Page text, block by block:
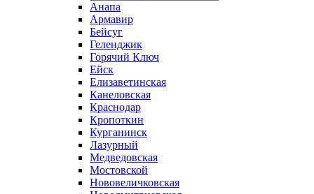
Анапа
Армавир
Бейсуг
Геленджик
Горячий Ключ
Ейск
Елизаветинская
Канеловская
Краснодар
Кропоткин
Курганинск
Лазурный
Медведовская
Мостовской
Нововеличковская